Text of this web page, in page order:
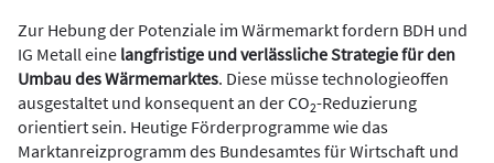
Zur Hebung der Potenziale im Wärmemarkt fordern BDH und
IG Metall eine langfristige und verlässliche Strategie für den
Umbau des Wärmemarktes. Diese müsse technologieoffen
ausgestaltet und konsequent an der CO2-Reduzierung
orientiert sein. Heutige Förderprogramme wie das
Marktanreizprogramm des Bundesamtes für Wirtschaft und